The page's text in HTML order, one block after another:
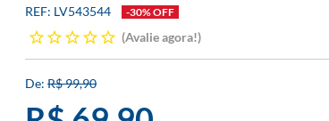
LV543544 -30% OFF
Avalie agora!
R$ 99,90